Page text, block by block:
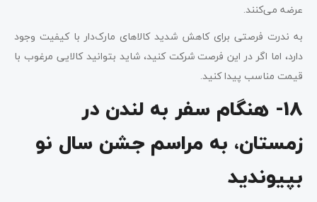
عرضه می‌کنند.
به ندرت فرصتی برای کاهش شدید کالاهای مارک‌دار با کیفیت وجود
دارد، اما اگر در این فرصت شرکت کنید، شاید بتوانید کالایی مرغوب با
قیمت مناسب پیدا کنید.
18- هنگام سفر به لندن در
زمستان، به مراسم جشن سال نو
بپیوندید